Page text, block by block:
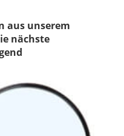
aus unserem
nächste